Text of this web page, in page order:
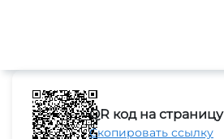
QR код на страницу
Скопировать ссылку